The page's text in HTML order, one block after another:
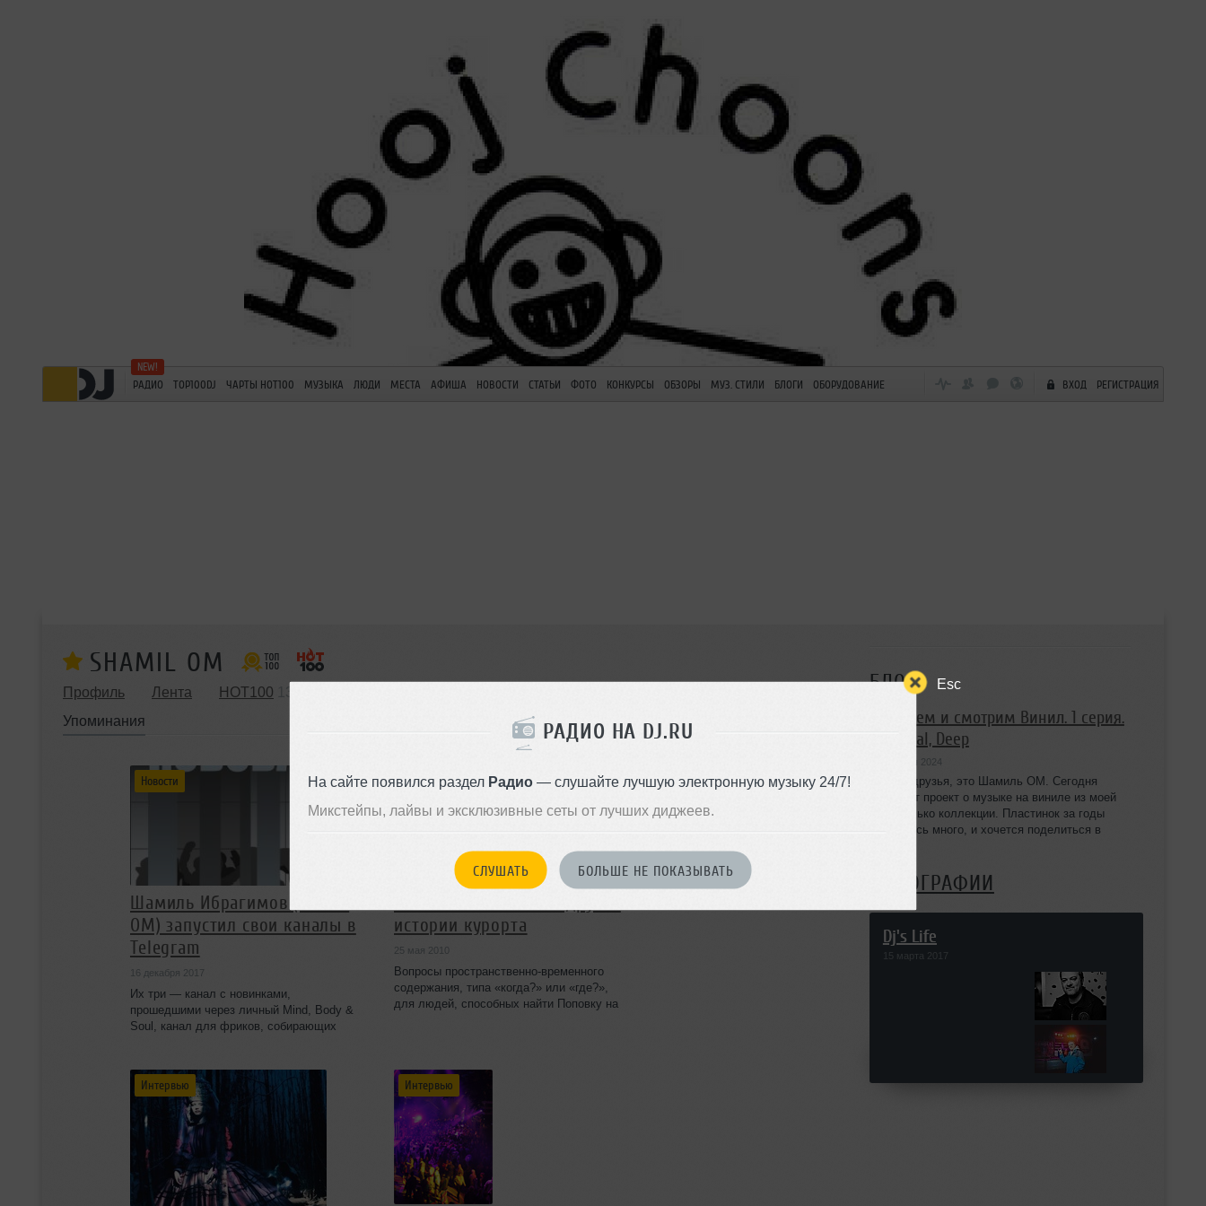
Esc
РАДИО НА DJ.RU
На сайте появился раздел Радио— слушайте лучшую электронную музыку 24/7!
Микстейпы, лайвы и эксклюзивные сеты от лучших диджеев.
СЛУШАТЬ БОЛЬШЕ НЕ ПОКАЗЫВАТЬ
РАДИО TOP100DJ ЧАРТЫ HOT100 МУЗЫКА ЛЮДИ МЕСТА АФИША НОВОСТИ СТАТЬИ ФОТО КОНКУРСЫ ОБЗОРЫ МУЗ. СТИЛИ БЛОГИ ОБОРУДОВАНИЕ ВХОД РЕГИСТРАЦИЯ
SHAMIL ОМ
Профиль Лента HOT100
Упоминания
Новости
Шамиль Ибрагимов (Shamil
ОМ) запустил свои каналы в
Telegram
16 декабря 2017
Их три — канал с новинками,
прошедшими через личный Mind, Body &
Soul, канал для фриков, собирающих
Новости
истории курорта
25 мая 2010
Вопросы пространственно-временного
содержания, типа «когда?» или «где?»,
для людей, способных найти Поповку на
может быть проще.
Интервью
Интервью
БЛОГ
Слушаем и смотрим Винил. 1 серия.
Minimal, Deep
26 ноября 2024
Салют друзья, это Шамиль ОМ. Сегодня
стартует проект о музыке на виниле из моей
и не только коллекции. Пластинок за годы
скопилось много, и хочется поделиться в
ФОТОГРАФИИ
Dj's Life
15 марта 2017